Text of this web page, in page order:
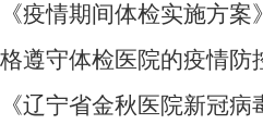
《疫情期间体检实施方
格遵守体检医院的疫情防
《辽宁省金秋医院新冠